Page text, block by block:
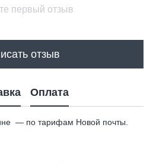
первый отзыв
отзыв
Оплата
— по тарифам Новой почты.